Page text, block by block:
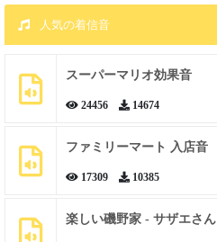
人気の着信音
スーパーマリオ効果音
24456 14674
ファミリーマート 入店音
17309 10385
楽しい磯野家 - サザエさん